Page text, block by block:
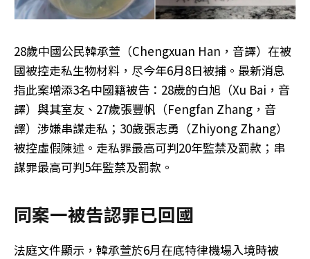
28歲中國公民韓承萱（Chengxuan Han，音譯）在被
國被控走私生物材料，尽今年6月8日被捕。最新消息
指此案增添3名中國籍被告：28歲的白旭（Xu Bai，音
譯）與其室友、27歲張豐帆（Fengfan Zhang，音
譯）涉嫌串謀走私；30歲張志勇（Zhiyong Zhang）
被控虛假陳述。走私罪最高可判20年監禁及罰款；串
謀罪最高可判5年監禁及罰款。
同案一被告認罪已回國
法庭文件顯示，韓承萱於6月在底特律機場入境時被